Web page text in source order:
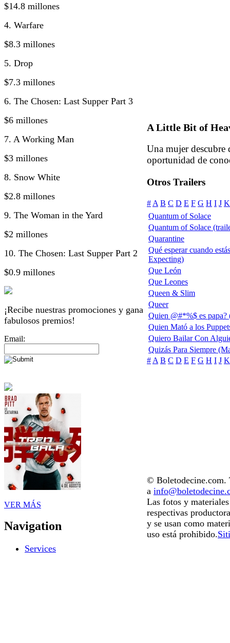
$14.8 millones
4. Warfare
$8.3 millones
5. Drop
$7.3 millones
6. The Chosen: Last Supper Part 3
$6 millones
7. A Working Man
$3 millones
8. Snow White
$2.8 millones
9. The Woman in the Yard
$2 millones
10. The Chosen: Last Supper Part 2
$0.9 millones
¡Recibe nuestras promociones y gana
fabulosos premios!
Email:
VER MÁS
Navigation
Services
A Little Bit of
Una mujer descubre
oportunidad de
Otros Trailers
# A B C D E F G H I J K
Quantum of Solace
Quantum of Solace
Quarantine
Qué esperar cuando
Expecting)
Que León
Que Leones
Queen & Slim
Queer
Quien @#*%$ es papa?
Quien Mató a los
Quiero Bailar Con
Quizás Para Siempre
# A B C D E F G H I J K
© Boletodecine.com.
a
Las fotos y
respectivas
y se usan como
uso está prohibido.